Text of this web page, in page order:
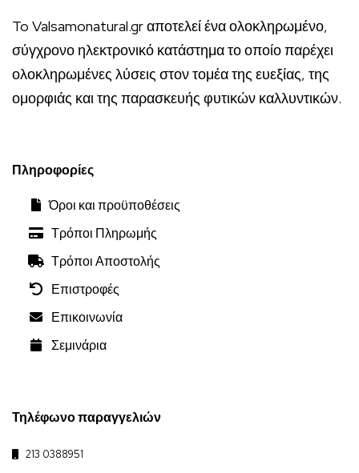
To Valsamonatural.gr αποτελεί ένα ολοκληρωμένο,
σύγχρονο ηλεκτρονικό κατάστημα το οποίο παρέχει
ολοκληρωμένες λύσεις στον τομέα της ευεξίας, της
ομορφιάς και της παρασκευής φυτικών καλλυντικών.
Πληροφορίες
Όροι και προϋποθέσεις
Τρόποι Πληρωμής
Τρόποι Αποστολής
Επιστροφές
Επικοινωνία
Σεμινάρια
Τηλέφωνο παραγγελιών
213 0388951